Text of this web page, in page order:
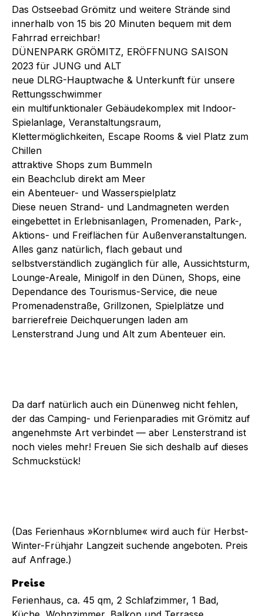
Das Ostseebad Grömitz und weitere Strände sind
innerhalb von 15 bis 20 Minuten bequem mit dem
Fahrrad erreichbar!
DÜNENPARK GRÖMITZ, ERÖFFNUNG SAISON
2023 für JUNG und ALT
neue DLRG-Hauptwache & Unterkunft für unsere
Rettungsschwimmer
ein multifunktionaler Gebäudekomplex mit Indoor-
Spielanlage, Veranstaltungsraum,
Klettermöglichkeiten, Escape Rooms & viel Platz zum
Chillen
attraktive Shops zum Bummeln
ein Beachclub direkt am Meer
ein Abenteuer- und Wasserspielplatz
Diese neuen Strand- und Landmagneten werden
eingebettet in Erlebnisanlagen, Promenaden, Park-,
Aktions- und Freiflächen für Außenveranstaltungen.
Alles ganz natürlich, flach gebaut und
selbstverständlich zugänglich für alle, Aussichtsturm,
Lounge-Areale, Minigolf in den Dünen, Shops, eine
Dependance des Tourismus-Service, die neue
Promenadenstraße, Grillzonen, Spielplätze und
barrierefreie Deichquerungen laden am
Lensterstrand Jung und Alt zum Abenteuer ein.
Da darf natürlich auch ein Dünenweg nicht fehlen,
der das Camping- und Ferienparadies mit Grömitz auf
angenehmste Art verbindet — aber Lensterstrand ist
noch vieles mehr! Freuen Sie sich deshalb auf dieses
Schmuckstück!
(Das Ferienhaus »Kornblume« wird auch für Herbst-
Winter-Frühjahr Langzeit suchende angeboten. Preis
auf Anfrage.)
Preise
Ferienhaus, ca. 45 qm, 2 Schlafzimmer, 1 Bad,